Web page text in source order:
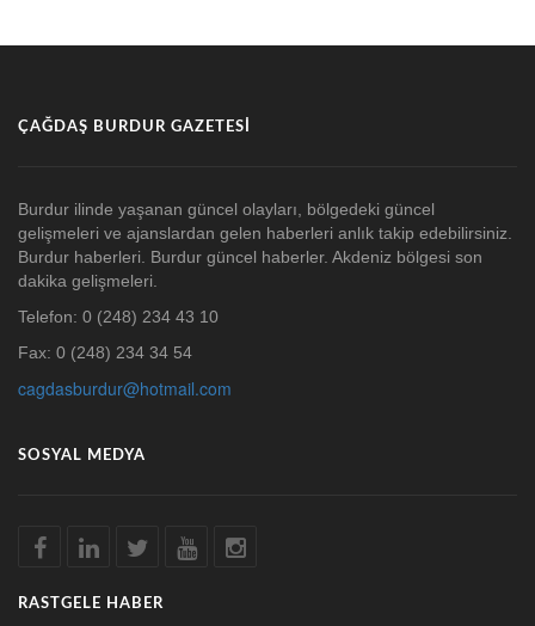
ÇAĞDAŞ BURDUR GAZETESI
Burdur ilinde yaşanan güncel olayları, bölgedeki güncel
gelişmeleri ve ajanslardan gelen haberleri anlık takip edebilirsiniz.
Burdur haberleri. Burdur güncel haberler. Akdeniz bölgesi son
dakika gelişmeleri.
Telefon: 0 (248) 234 43 10
Fax: 0 (248) 234 34 54
cagdasburdur@hotmail.com
SOSYAL MEDYA
RASTGELE HABER